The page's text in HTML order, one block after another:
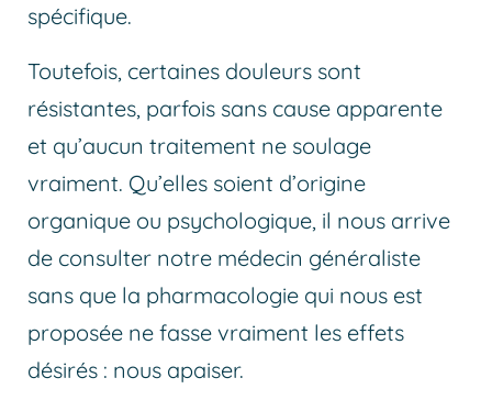
spécifique.
Toutefois, certaines douleurs sont
résistantes, parfois sans cause apparente
et qu’aucun traitement ne soulage
vraiment. Qu’elles soient d’origine
organique ou psychologique, il nous arrive
de consulter notre médecin généraliste
sans que la pharmacologie qui nous est
proposée ne fasse vraiment les effets
désirés : nous apaiser.